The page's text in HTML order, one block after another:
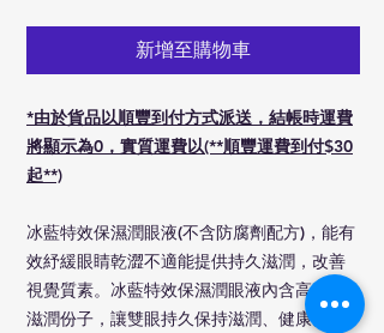
新增至購物車
*由於貨品以順豐到付方式派送，結帳時運費
將顯示為0，實質運費以(**順豐運費到付$30
起**)
冰藍特效保濕潤眼液(不含防腐劑配方)，能有
效紓緩眼睛乾澀不適能提供持久滋潤，改善
視覺質素。冰藍特效保濕潤眼液內含高水份
滋潤份子，讓雙眼持久保持滋潤、健康。